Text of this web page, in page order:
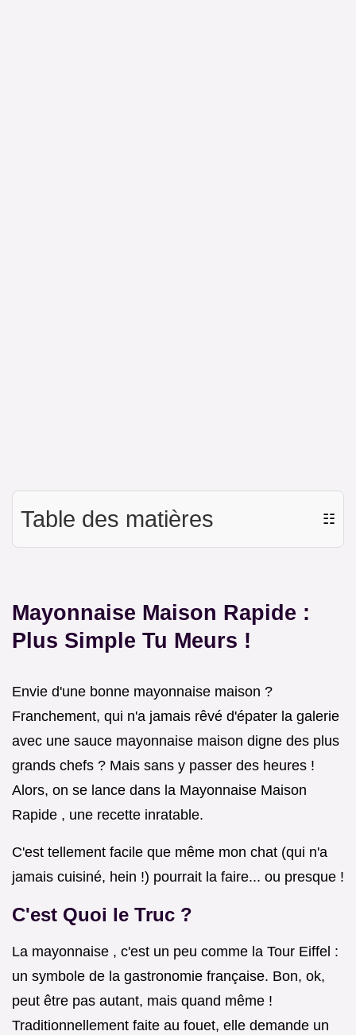
Table des matières ☷
Mayonnaise Maison Rapide :
Plus Simple Tu Meurs !
Envie d'une bonne mayonnaise maison ?
Franchement, qui n'a jamais rêvé d'épater la galerie
avec une sauce mayonnaise maison digne des plus
grands chefs ? Mais sans y passer des heures !
Alors, on se lance dans la Mayonnaise Maison
Rapide , une recette inratable.
C'est tellement facile que même mon chat (qui n'a
jamais cuisiné, hein !) pourrait la faire... ou presque !
C'est Quoi le Truc ?
La mayonnaise , c'est un peu comme la Tour Eiffel :
un symbole de la gastronomie française. Bon, ok,
peut être pas autant, mais quand même !
Traditionnellement faite au fouet, elle demande un